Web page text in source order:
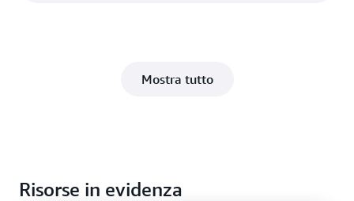
Mostra tutto
Risorse in evidenza